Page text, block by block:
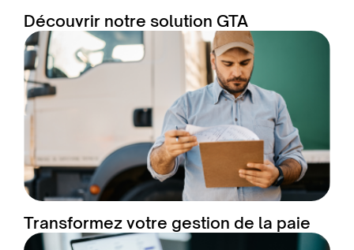
Découvrir notre solution GTA
Transformez votre gestion de la paie